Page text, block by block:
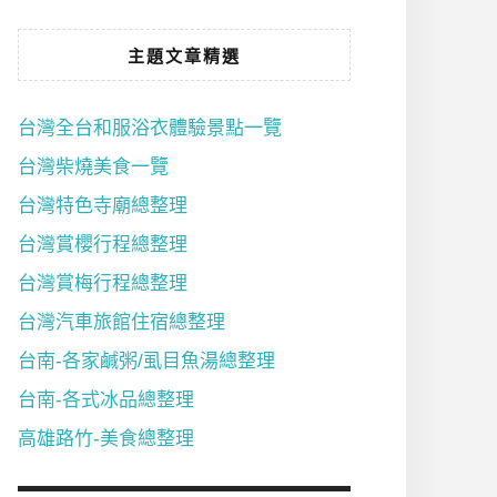
主題文章精選
台灣全台和服浴衣體驗景點一覽
台灣柴燒美食一覽
台灣特色寺廟總整理
台灣賞櫻行程總整理
台灣賞梅行程總整理
台灣汽車旅館住宿總整理
台南-各家鹹粥/虱目魚湯總整理
台南-各式冰品總整理
高雄路竹-美食總整理